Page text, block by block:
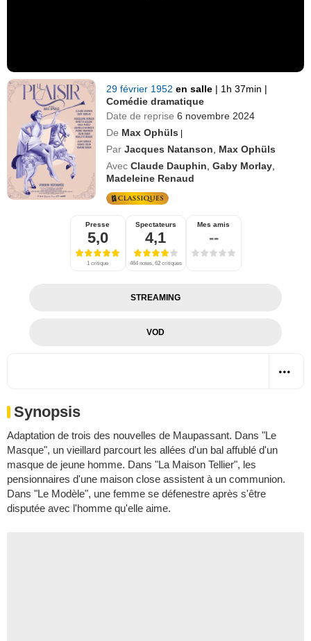
29 février 1952en salle | 1h 37min |
Comédie dramatique
Date de reprise 6 novembre 2024
De Max Ophüls |
Par Jacques Natanson
Max Ophüls
Avec Claude Dauphin ,Gaby Morlay
Madeleine Renaud
Presse
5,0
1 critique
Spectateurs
4,1
464 notes, 62 critiques
Mes amis
--
STREAMING
VOD
Synopsis
Adaptation de trois des nouvelles de Maupassant. Dans "Le
Masque", un vieillard parcourt les allées d'un bal affublé d'un
masque de jeune homme. Dans "La Maison Tellier", les
pensionnaires d'une maison close assistent à un communion.
Dans "Le Modèle", une femme se défenestre après s'être
disputée avec l'homme qu'elle aime.